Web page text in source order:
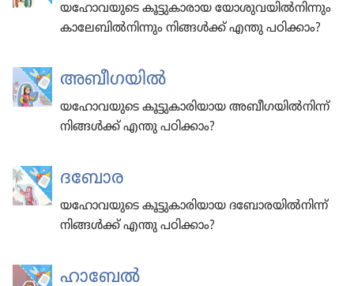
യഹോവ​യു​ടെ കൂട്ടു​കാ​രായ യോശു​വ​യിൽനി​ന്നും
കാലേ​ബിൽനി​ന്നും നിങ്ങൾക്ക്‌ എന്തു പഠിക്കാം?
അബീഗ​യിൽ
യഹോവ​യു​ടെ കൂട്ടു​കാ​രിയായ അബീഗ​യിൽനിന്ന്‌
നിങ്ങൾക്ക്‌ എന്തു പഠിക്കാം?
ദബോര
യഹോവ​യു​ടെ കൂട്ടു​കാ​രിയായ ദബോ​ര​യിൽനിന്ന്‌
നിങ്ങൾക്ക്‌ എന്തു പഠിക്കാം?
ഹാബേൽ